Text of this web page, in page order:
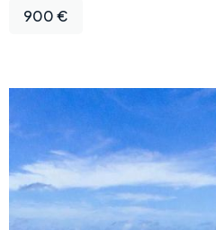
900 €